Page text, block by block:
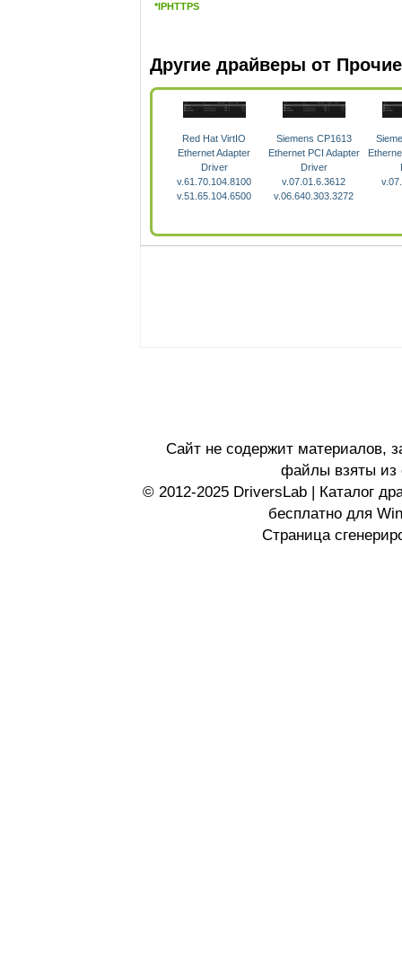
*IPHTTPS
Другие драйверы от Прочие
Red Hat VirtIO
Ethernet Adapter
Driver
v.61.70.104.8100
v.51.65.104.6500
Siemens CP1613
Ethernet PCI Adapter
Driver
v.07.01.6.3612
v.06.640.303.3272
Сайт не содержит материалов,
файлы взяты из
© 2012-2025 DriversLab | Каталог
бесплатно для
Страница